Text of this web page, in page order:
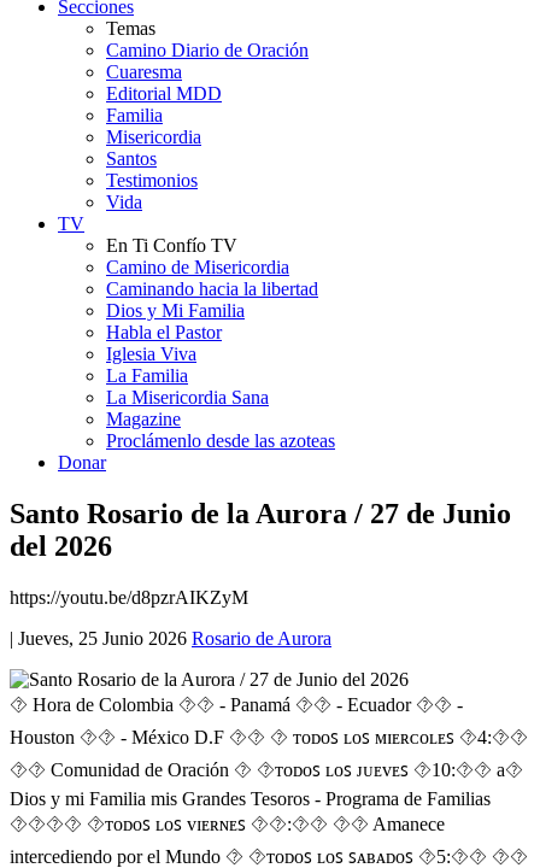
Secciones
Temas
Camino Diario de Oración
Cuaresma
Editorial MDD
Familia
Misericordia
Santos
Testimonios
Vida
TV
En Ti Confío TV
Camino de Misericordia
Caminando hacia la libertad
Dios y Mi Familia
Habla el Pastor
Iglesia Viva
La Familia
La Misericordia Sana
Magazine
Proclámenlo desde las azoteas
Donar
Santo Rosario de la Aurora / 27 de Junio
del 2026
https://youtu.be/d8pzrAIKZyM
| Jueves, 25 Junio 2026 Rosario de Aurora
⯑ Hora de Colombia ⯑⯑ - Panamá ⯑⯑ - Ecuador ⯑⯑ -
Houston ⯑⯑ - México D.F ⯑⯑ ⯑ ᴛᴏᴅᴏꜱ ʟᴏꜱ ᴍɪᴇʀᴄᴏʟᴇꜱ ⯑4:⯑⯑
⯑⯑ Comunidad de Oración ⯑ ⯑ᴛᴏᴅᴏꜱ ʟᴏꜱ ᴊᴜᴇᴠᴇꜱ ⯑10:⯑⯑ a⯑
Dios y mi Familia mis Grandes Tesoros - Programa de Familias
⯑‍⯑‍⯑‍⯑ ⯑ᴛᴏᴅᴏꜱ ʟᴏꜱ ᴠɪᴇʀɴᴇꜱ ⯑⯑:⯑⯑ ⯑⯑ Amanece
intercediendo por el Mundo ⯑ ⯑ᴛᴏᴅᴏꜱ ʟᴏꜱ ꜱᴀʙᴀᴅᴏꜱ ⯑5:⯑⯑ ⯑⯑